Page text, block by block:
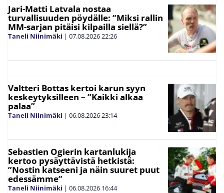
Jari-Matti Latvala nostaa
turvallisuuden pöydälle: ”Miksi rallin
MM-sarjan pitäisi kilpailla siellä?”
Taneli Niinimäki | 07.08.202622:26
Valtteri Bottas kertoi karun syyn
keskeytyksilleen – ”Kaikki alkaa
palaa”
Taneli Niinimäki | 06.08.202623:14
Sebastien Ogierin kartanlukija
kertoo pysäyttävistä hetkistä:
”Nostin katseeni ja näin suuret puut
edessämme”
Taneli Niinimäki | 06.08.2026 16:44